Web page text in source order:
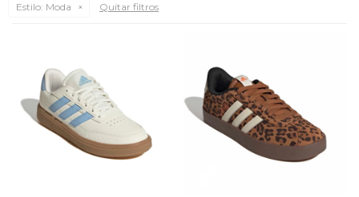
Estilo: Moda Quitar filtros